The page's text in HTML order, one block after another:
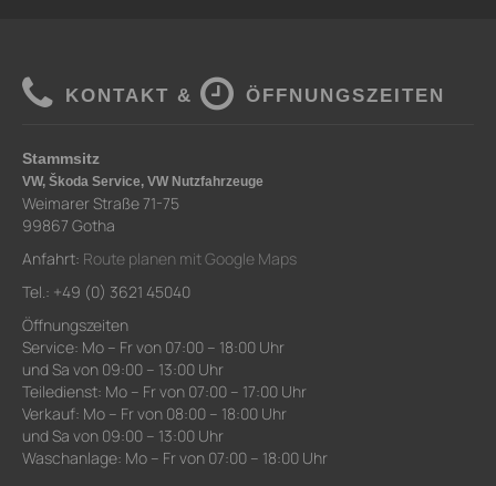
KONTAKT & ÖFFNUNGSZEITEN
Stammsitz
VW, Škoda Service, VW Nutzfahrzeuge
Weimarer Straße 71-75
99867 Gotha
Anfahrt: Route planen mit Google Maps
Tel.: +49 (0) 3621 45040
Öffnungszeiten
Service: Mo – Fr von 07:00 – 18:00 Uhr
und Sa von 09:00 – 13:00 Uhr
Teiledienst: Mo – Fr von 07:00 – 17:00 Uhr
Verkauf: Mo – Fr von 08:00 – 18:00 Uhr
und Sa von 09:00 – 13:00 Uhr
Waschanlage: Mo – Fr von 07:00 – 18:00 Uhr